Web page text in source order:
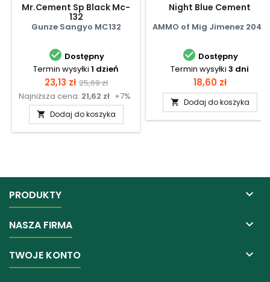
Mr.Cement Sp Black Mc-
132
Gunze Sangyo MC132
 Dostępny
Termin wysyłki 1 dzień
Cena
23,13 zł Cena
podstawowa
25,69 zł
Najniższa cena: 21,62 zł +7%
 Dodaj do koszyka
Night Blue Cement
AMMO of Mig Jimenez 2045
 Dostępny
Termin wysyłki 3 dni
Cena
18,60 zł
 Dodaj do koszyka
PRODUKTY 
NASZA FIRMA 
TWOJE KONTO 